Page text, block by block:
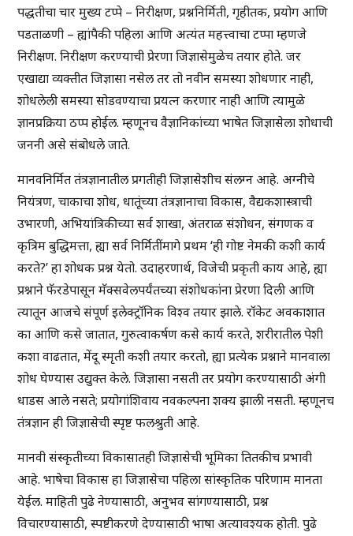
पद्धतीचा चार मुख्य टप्पे – निरीक्षण, प्रश्ननिर्मिती, गृहीतक, प्रयोग आणि
पडताळणी – ह्यांपैकी पहिला आणि अत्यंत महत्त्वाचा टप्पा म्हणजे
निरीक्षण. निरीक्षण करण्याची प्रेरणा जिज्ञासेमुळेच तयार होते. जर
एखाद्या व्यक्तीत जिज्ञासा नसेल तर तो नवीन समस्या शोधणार नाही,
शोधलेली समस्या सोडवण्याचा प्रयत्न करणार नाही आणि त्यामुळे
ज्ञानप्रक्रिया ठप्प होईल. म्हणूनच वैज्ञानिकांच्या भाषेत जिज्ञासेला शोधाची
जननी असे संबोधले जाते.
मानवनिर्मित तंत्रज्ञानातील प्रगतीही जिज्ञासेशीच संलग्न आहे. अग्नीचे
नियंत्रण, चाकाचा शोध, धातूंच्या तंत्रज्ञानाचा विकास, वैद्यकशास्त्राची
उभारणी, अभियांत्रिकीच्या सर्व शाखा, अंतराळ संशोधन, संगणक व
कृत्रिम बुद्धिमत्ता, ह्या सर्व निर्मितींमागे प्रथम ‘ही गोष्ट नेमकी कशी कार्य
करते?’ हा शोधक प्रश्न येतो. उदाहरणार्थ, विजेची प्रकृती काय आहे, ह्या
प्रश्नाने फॅरडेपासून मॅक्सवेलपर्यंतच्या संशोधकांना प्रेरणा दिली आणि
त्यातून आजचे संपूर्ण इलेक्ट्रॉनिक विश्व तयार झाले. रॉकेट अवकाशात
का आणि कसे जातात, गुरुत्वाकर्षण कसे कार्य करते, शरीरातील पेशी
कशा वाढतात, मेंदू स्मृती कशी तयार करतो, ह्या प्रत्येक प्रश्नाने मानवाला
शोध घेण्यास उद्युक्त केले. जिज्ञासा नसती तर प्रयोग करण्यासाठी अंगी
धाडस आले नसते; प्रयोगांशिवाय नवकल्पना शक्य झाली नसती. म्हणूनच
तंत्रज्ञान ही जिज्ञासेची स्पृष्ट फलश्रुती आहे.
मानवी संस्कृतीच्या विकासातही जिज्ञासेची भूमिका तितकीच प्रभावी
आहे. भाषेचा विकास हा जिज्ञासेचा पहिला सांस्कृतिक परिणाम मानता
येईल. माहिती पुढे नेण्यासाठी, अनुभव सांगण्यासाठी, प्रश्न
विचारण्यासाठी, स्पष्टीकरणे देण्यासाठी भाषा अत्यावश्यक होती. पुढे